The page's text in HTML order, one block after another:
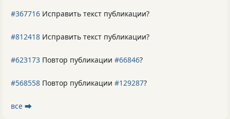
#367716 Исправить текст публикации?
#812418 Исправить текст публикации?
#623173 Повтор публикации #66846?
#568558 Повтор публикации #129287?
все ⮕